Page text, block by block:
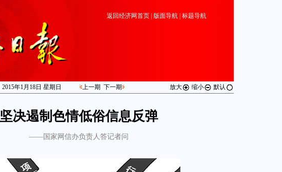
返回经济网首页| 版面导航| 标题导航
2015年1月18日 星期 日 上一期 下一期 放大 缩小 默认
坚决遏制色情低俗信息反弹
——国家网信办负责人答记者问